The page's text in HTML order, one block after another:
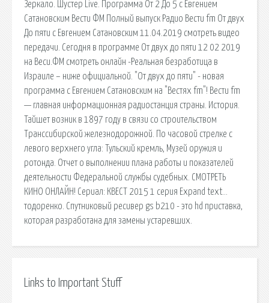
Зеркало. Шустер Live. Программа От 2 До 5 с Евгением
Сатановским Вести ФМ Полный выпуск Радио Вести fm От двух
До пяти с Евгением Сатановским 11.04.2019 смотреть видео
передачи. Сегодня в программе От двух до пяти 12 02 2019
на Веси.ФМ смотреть онлайн -Реальная безработица в
Израиле – ниже официальной. "От двух до пяти" - новая
программа с Евгением Сатановским на "Вестях fm"! Вести fm
— главная информационная радиостанция страны. История.
Тайшет возник в 1897 году в связи со строительством
Транссибирской железнодорожной. По часовой стрелке с
левого верхнего угла: Тульский кремль, Музей оружия и
ротонда. Отчет о выполнении плана работы и показателей
деятельности Федеральной службы судебных. СМОТРЕТЬ
КИНО ОНЛАЙН! Сериал: КВЕСТ 2015 1 серия Expand text…
тодоренко. Спутниковый ресивер gs b210 - это hd приставка,
которая разработана для замены устаревших.
Links to Important Stuff